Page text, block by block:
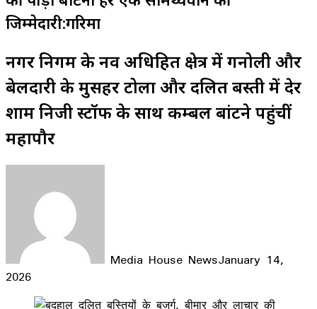
जिम्मेदारी:गरिमा
नगर निगम के नव अधिग्रहित क्षेत्र में गनोली और
बेलदारी के मुसहर टोला और दलित बस्ती में देर
शाम निजी स्टॉफ के साथ कम्बल बांटने पहुंचीं
महापौर
Media House NewsJanuary 14,
2026
Facebook
LinkedIn
WhatsApp
Telegram